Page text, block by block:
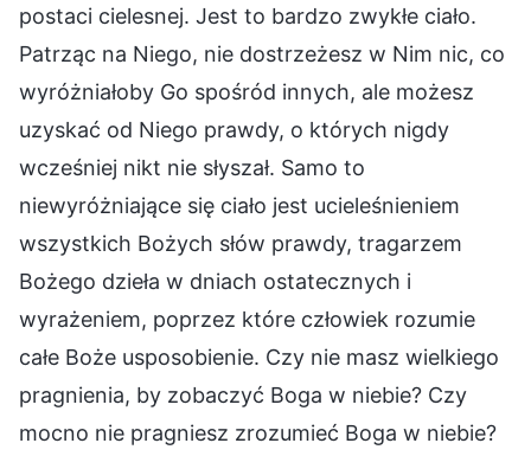
postaci cielesnej. Jest to bardzo zwykłe ciało.
Patrząc na Niego, nie dostrzeżesz w Nim nic, co
wyróżniałoby Go spośród innych, ale możesz
uzyskać od Niego prawdy, o których nigdy
wcześniej nikt nie słyszał. Samo to
niewyróżniające się ciało jest ucieleśnieniem
wszystkich Bożych słów prawdy, tragarzem
Bożego dzieła w dniach ostatecznych i
wyrażeniem, poprzez które człowiek rozumie
całe Boże usposobienie. Czy nie masz wielkiego
pragnienia, by zobaczyć Boga w niebie? Czy
mocno nie pragniesz zrozumieć Boga w niebie?